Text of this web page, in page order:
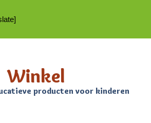
Winkel
producten voor kinderen